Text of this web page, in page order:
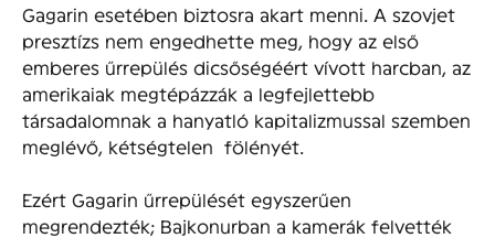
Gagarin esetében biztosra akart menni. A szovjet
presztízs nem engedhette meg, hogy az első
emberes űrrepülés dicsőségéért vívott harcban, az
amerikaiak megtépázzák a legfejlettebb
társadalomnak a hanyatló kapitalizmussal szemben
meglévő, kétségtelen fölényét.
Ezért Gagarin űrrepülését egyszerűen
megrendezték; Bajkonurban a kamerák felvették